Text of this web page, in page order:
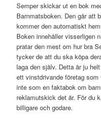
Semper skickar ut en bok
Barnmatsboken. Den går att
kommer den automatiskt
Boken innehåller visserligen
pratar den mest om hur bra
tycker de att du ska köpa
laga den själv. Detta är ju
ett vinstdrivande företag
inte som en faktabok om
reklamutskick det är. För du
billigare och godare.